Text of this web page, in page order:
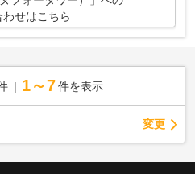
わせはこちら
1～7 件を表示
変更